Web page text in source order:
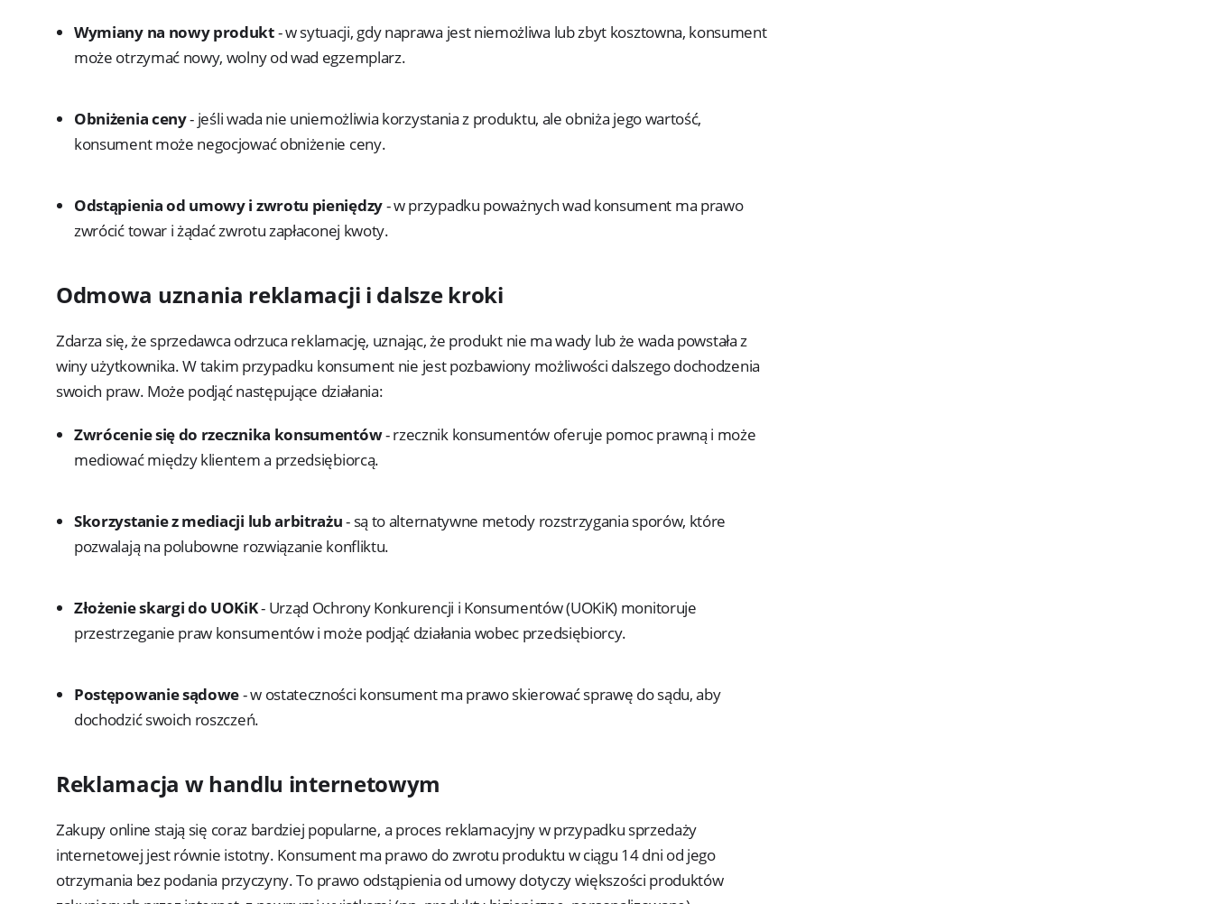
Wymiany na nowy produkt- w sytuacji, gdy naprawa jest niemożliwa lub zbyt kosztowna, konsument
może otrzymać nowy, wolny od wad egzemplarz.
Obniżenia ceny- jeśli wada nie uniemożliwia korzystania z produktu, ale obniża jego wartość,
konsument może negocjować obniżenie ceny.
Odstąpienia od umowy i zwrotu pieniędzy- w przypadku poważnych wad konsument ma prawo
zwrócić towar i żądać zwrotu zapłaconej kwoty.
Odmowa uznania reklamacji i dalsze kroki
Zdarza się, że sprzedawca odrzuca reklamację, uznając, że produkt nie ma wady lub że wada powstała z
winy użytkownika. W takim przypadku konsument nie jest pozbawiony możliwości dalszego dochodzenia
swoich praw. Może podjąć następujące działania:
Zwrócenie się do rzecznika konsumentów- rzecznik konsumentów oferuje pomoc prawną i może
mediować między klientem a przedsiębiorcą.
Skorzystanie z mediacji lub arbitrażu- są to alternatywne metody rozstrzygania sporów, które
pozwalają na polubowne rozwiązanie konfliktu.
Złożenie skargi do UOKiK- Urząd Ochrony Konkurencji i Konsumentów (UOKiK) monitoruje
przestrzeganie praw konsumentów i może podjąć działania wobec przedsiębiorcy.
Postępowanie sądowe- w ostateczności konsument ma prawo skierować sprawę do sądu, aby
dochodzić swoich roszczeń.
Reklamacja w handlu internetowym
Zakupy online stają się coraz bardziej popularne, a proces reklamacyjny w przypadku sprzedaży
internetowej jest równie istotny. Konsument ma prawo do zwrotu produktu w ciągu 14 dni od jego
otrzymania bez podania przyczyny. To prawo odstąpienia od umowy dotyczy większości produktów